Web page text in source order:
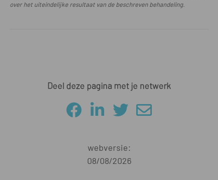
over het uiteindelijke resultaat van de beschreven behandeling.
Deel deze pagina met je netwerk
webversie:
08/08/2026